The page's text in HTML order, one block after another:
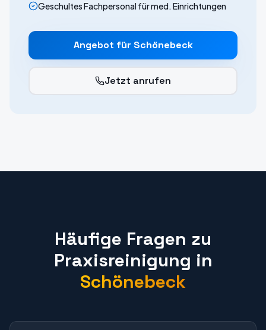
Geschultes Fachpersonal für med. Einrichtungen
Angebot für Schönebeck
Jetzt anrufen
Häufige Fragen zu
Praxisreinigung in
Schönebeck